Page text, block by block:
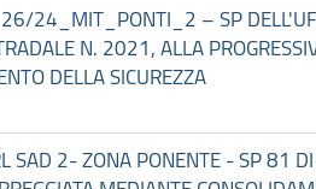
– SP
N. 2021, ALLA
DELLA SICUREZZA
2- ZONA PONENTE - SP 81 DI